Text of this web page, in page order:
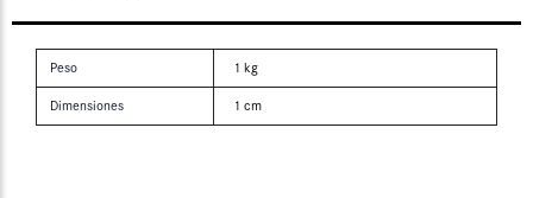
Peso 1 kg
Dimensiones 1 cm